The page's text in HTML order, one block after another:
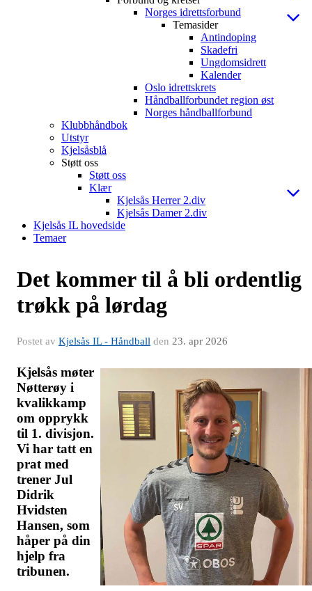
Norges idrettsforbund
Temasider
Antindoping
Skadefri
Ungdomsidrett
Kalender
Oslo idrettskrets
Håndballforbundet region øst
Norges håndballforbund
Klubbhåndbok
Utstyr
Kjelsåsblå
Støtt oss
Støtt oss
Klær
Kjelsås Herrer 2.div
Kjelsås Damer 2.div
Kjelsås IL hovedside
Temaer
Det kommer til å bli ordentlig
trøkk på lørdag
Postet av Kjelsås IL - Håndball den 23. apr 2026
Kjelsås møter
Nøtterøy i
kvalikkamp
om opprykk
til 1. divisjon.
Vi har tatt en
prat med
trener Jul
Didrik
Hvidsten
Hansen, som
håper på din
hjelp fra
tribunen.